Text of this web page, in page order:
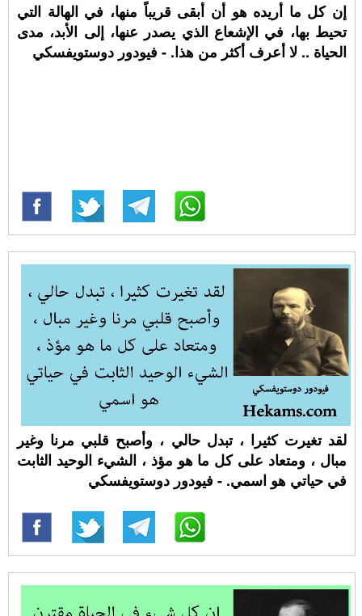
إن كل ما أريده هو أن أبقى قريباً منها، في الهالة التي
تحيط بها، في الإشعاع الذي يصدر عنها، إلى الأبد، مدى
الحياة .. لا أعرف أكثر من هذا. - فيودور دوستويفسكي
لقد تغيرت كثيرا ، تبدل حالي ، وأصبح قلبي مرنا وغير
مبال ، ومتعاد على كل ما هو مؤذ ، الشيء الوحيد الثابت
في حياتي هو اسمي. - فيودور دوستويفسكي